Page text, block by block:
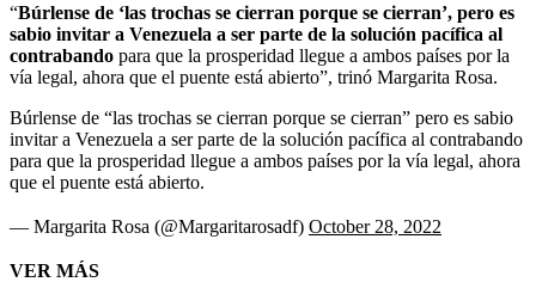
“Búrlense de ‘las trochas se cierran porque se cierran’, pero es
sabio invitar a Venezuela a ser parte de la solución pacífica al
contrabando para que la prosperidad llegue a ambos países por la
vía legal, ahora que el puente está abierto”, trinó Margarita Rosa.
Búrlense de “las trochas se cierran porque se cierran” pero es sabio
invitar a Venezuela a ser parte de la solución pacífica al contrabando
para que la prosperidad llegue a ambos países por la vía legal, ahora
que el puente está abierto.
— Margarita Rosa (@Margaritarosadf) October 28, 2022
VER MÁS